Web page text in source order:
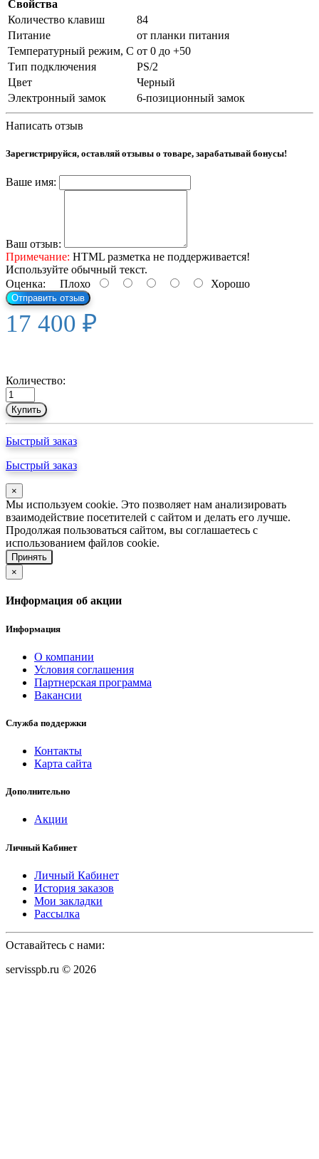
Свойства
Количество клавиш
84
Питание
от планки питания
Температурный режим, С от 0 до +50
Тип подключения
PS/2
Цвет
Черный
Электронный замок
6-позиционный замок
Написать отзыв
Зарегистрируйся, оставляй отзывы о товаре, зарабатывай бонусы!
Ваше имя:
Ваш отзыв:
Примечание: HTML разметка не поддерживается!
Используйте обычный текст.
Оценка: Плохо Хорошо
Отправить отзыв
17 400 ₽
Количество:
Купить
Быстрый заказ
Быстрый заказ
×
Мы используем cookie. Это позволяет нам анализировать
взаимодействие посетителей с сайтом и делать его лучше.
Продолжая пользоваться сайтом, вы соглашаетесь с
использованием файлов cookie.
Принять
×
Информация об акции
Информация
О компании
Условия соглашения
Партнерская программа
Вакансии
Служба поддержки
Контакты
Карта сайта
Дополнительно
Акции
Личный Кабинет
Личный Кабинет
История заказов
Мои закладки
Рассылка
Оставайтесь с нами:
servisspb.ru © 2026